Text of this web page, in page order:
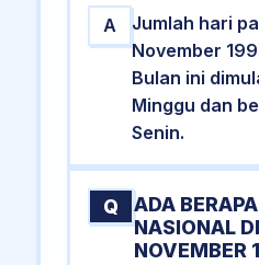
A
Jumlah hari
November
Bulan ini
Minggu dan
Senin.
Q
ADA
NASIONAL
NOVEMBER